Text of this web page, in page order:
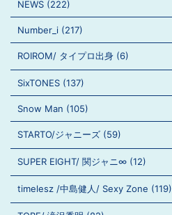
NEWS (222)
Number_i (217)
ROIROM/ タイプロ出身 (6)
SixTONES (137)
Snow Man (105)
STARTO/ジャニーズ (59)
SUPER EIGHT/ 関ジャニ∞ (12)
timelesz /中島健人/ Sexy Zone (119)